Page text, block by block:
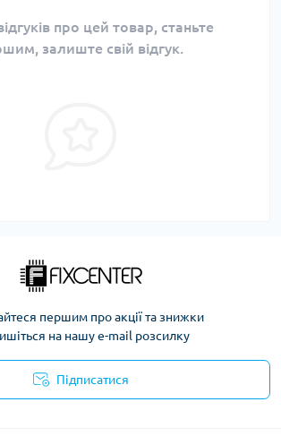
про цей товар, станьте
залиште свій відгук.
першим про акції та знижки
на нашу e-mail розсилку
Підписатися